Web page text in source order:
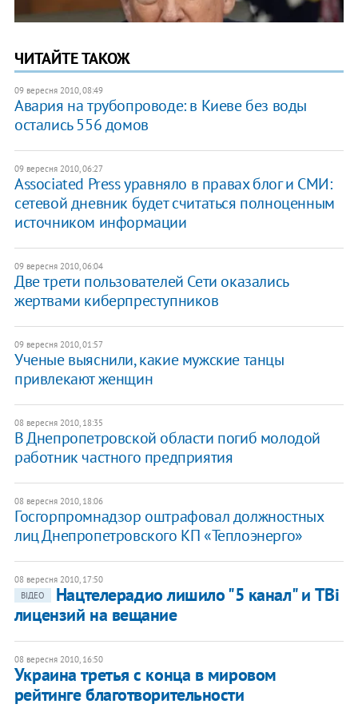
ЧИТАЙТЕ ТАКОЖ
09 вересня 2010, 08:49
Авария на трубопроводе: в Киеве без воды
остались 556 домов
09 вересня 2010, 06:27
Associated Press уравняло в правах блог и СМИ:
сетевой дневник будет считаться полноценным
источником информации
09 вересня 2010, 06:04
Две трети пользователей Сети оказались
жертвами киберпреступников
09 вересня 2010, 01:57
Ученые выяснили, какие мужские танцы
привлекают женщин
08 вересня 2010, 18:35
В Днепропетровской области погиб молодой
работник частного предприятия
08 вересня 2010, 18:06
Госгорпромнадзор оштрафовал должностных
лиц Днепропетровского КП «Теплоэнерго»
08 вересня 2010, 17:50
ВІДЕО
Нацтелерадио лишило "5 канал" и TBi
лицензий на вещание
08 вересня 2010, 16:50
Украина третья с конца в мировом
рейтинге благотворительности